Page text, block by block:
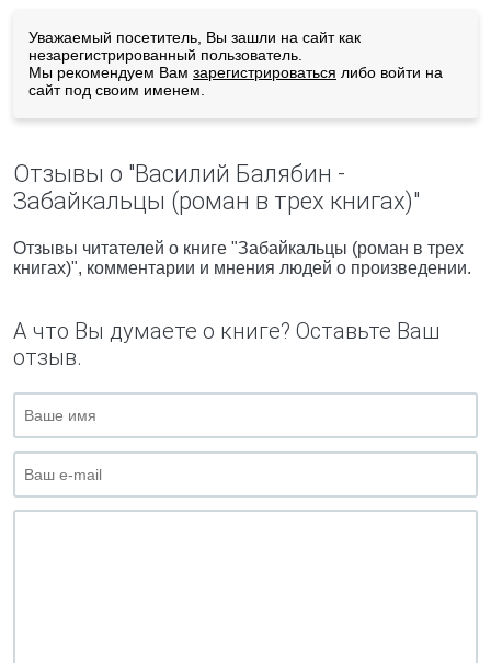
Уважаемый посетитель, Вы зашли на сайт как
незарегистрированный пользователь.
Мы рекомендуем Вам зарегистрироваться либо войти на
сайт под своим именем.
Отзывы о "Василий Балябин -
Забайкальцы (роман в трех книгах)"
Отзывы читателей о книге "Забайкальцы (роман в трех
книгах)", комментарии и мнения людей о произведении.
А что Вы думаете о книге? Оставьте Ваш
отзыв.